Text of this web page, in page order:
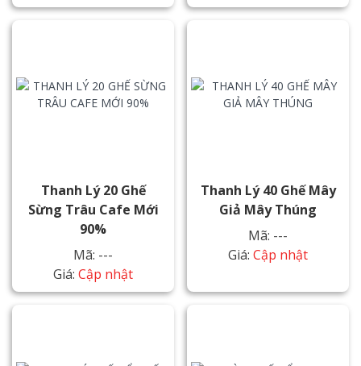
Thanh Lý 20 Ghế
Sừng Trâu Cafe Mới
90%
Mã: ---
Giá: Cập nhật
Thanh Lý 40 Ghế Mây
Giả Mây Thúng
Mã: ---
Giá: Cập nhật